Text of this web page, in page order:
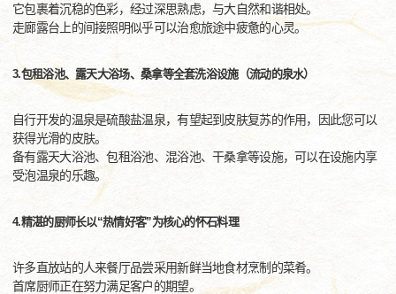
它包裹着沉稳的色彩，经过深思熟虑，与大自然和谐相处。
走廊露台上的间接照明似乎可以治愈旅途中疲惫的心灵。
3.包租浴池、露天大浴场、桑拿等全套洗浴设施（流动的泉水）
自行开发的温泉是硫酸盐温泉，有望起到皮肤复苏的作用，因此您可以
获得光滑的皮肤。
备有露天大浴池、包租浴池、混浴池、干桑拿等设施，可以在设施内享
受泡温泉的乐趣。
4.精湛的厨师长以“热情好客”为核心的怀石料理
许多直放站的人来餐厅品尝采用新鲜当地食材烹制的菜肴。
首席厨师正在努力满足客户的期望。